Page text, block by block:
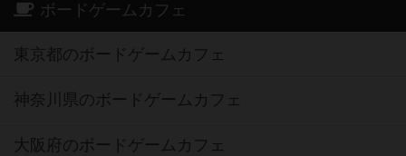
ボードゲームカフェ
東京都のボードゲームカフェ
神奈川県のボードゲームカフェ
大阪府のボードゲームカフェ